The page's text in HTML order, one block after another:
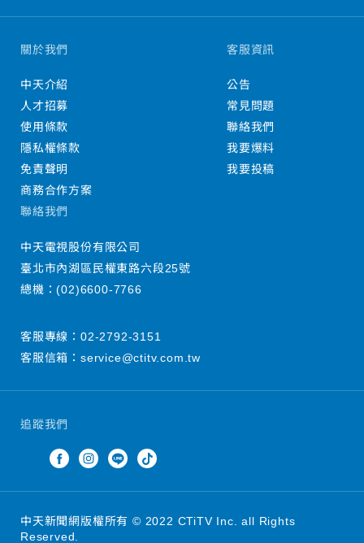
追蹤我們
關於我們
中天介紹
人才招募
使用條款
隱私權條款
免責聲明
商務合作方案
客服資訊
公告
常見問題
聯絡我們
我要爆料
我要投稿
聯絡我們
中天電視股份有限公司
臺北市內湖區民權東路六段25號
總機：(02)6600-7766
客服專線： 02-2792-3151
客服信箱： service@ctitv.com.tw
中天新聞網版權所有 © 2022 CTiTV Inc. all Rights
Reserved.